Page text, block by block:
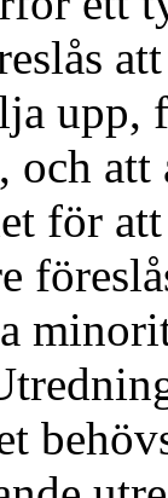
upp,
att
för